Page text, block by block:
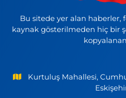
Bu sitede yer alan haberler,
kaynak gösterilmeden hiç bir
Kurtuluş Mahallesi,